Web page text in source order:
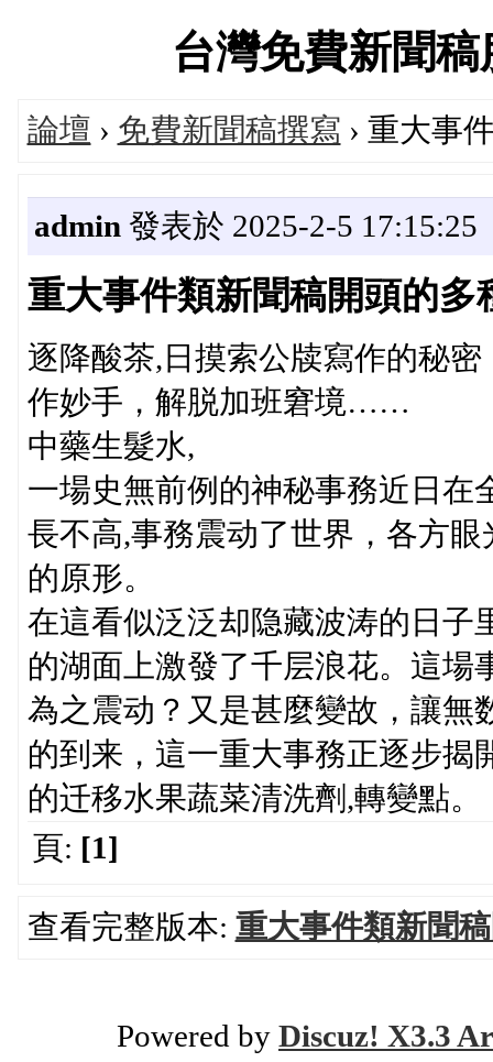
台灣免費新聞
論壇 › 免費新聞稿撰寫 › 重大事
admin 發表於 2025-2-5 17:15:25
重大事件類新聞稿開頭的多
逐降酸茶,日摸索公牍寫作的秘
作妙手，解脱加班窘境……
中藥生髮水,
一場史無前例的神秘事務近日在
長不高,事務震动了世界，各方
的原形。
在這看似泛泛却隐藏波涛的日子
的湖面上激發了千层浪花。這場
為之震动？又是甚麼變故，讓無
的到来，這一重大事務正逐步揭
的迁移水果蔬菜清洗劑,轉變點。
頁: [1]
查看完整版本: 重大事件類新聞
Powered by Discuz! X3.3